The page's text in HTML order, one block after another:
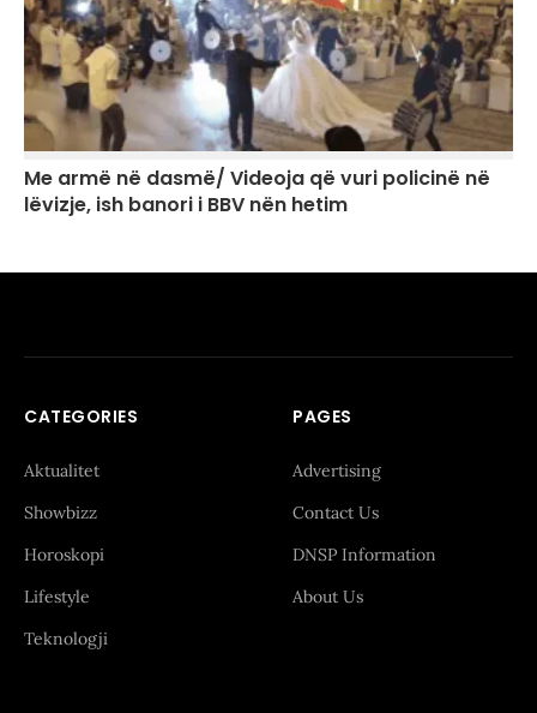
Me armë në dasmë/ Videoja që vuri policinë në
lëvizje, ish banori i BBV nën hetim
CATEGORIES
Aktualitet
Showbizz
Horoskopi
Lifestyle
Teknologji
PAGES
Advertising
Contact Us
DNSP Information
About Us